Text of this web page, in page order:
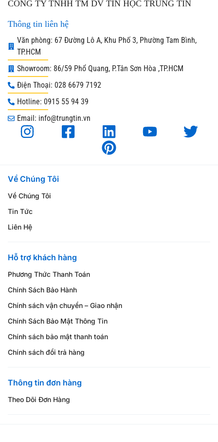
CÔNG TY TNHH TM DV TIN HỌC TRUNG TÍN
Thông tin liên hệ
Văn phòng: 67 Đường Lô A, Khu Phố 3, Phường Tam Bình,
TP.HCM
Showroom: 86/59 Phổ Quang, P.Tân Sơn Hòa ,TP.HCM
Điện Thoại: 028 6679 7192
Hotline: 0915 55 94 39
Email: info@trungtin.vn
Về Chúng Tôi
Về Chúng Tôi
Tin Tức
Liên Hệ
Hỗ trợ khách hàng
Phương Thức Thanh Toán
Chính Sách Bảo Hành
Chính sách vận chuyển – Giao nhận
Chính Sách Bảo Mật Thông Tin
Chính sách bảo mật thanh toán
Chính sách đổi trả hàng
Thông tin đơn hàng
Theo Dõi Đơn Hàng